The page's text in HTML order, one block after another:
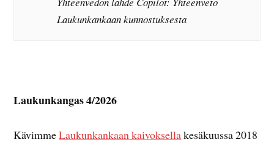
Laukunkankaan kunnostuksesta
Laukunkangas 4/2026
KävimmeLaukunkankaan kaivoksellakesäkuussa 2018